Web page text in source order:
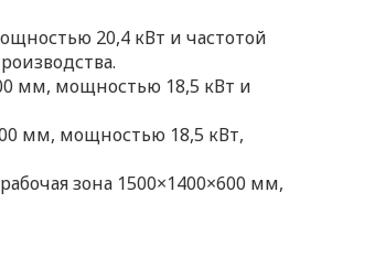
20,4 кВт и частотой
мм, мощностью 18,5 кВт и
мм, мощностью 18,5 кВт,
зона 1500×1400×600 мм,